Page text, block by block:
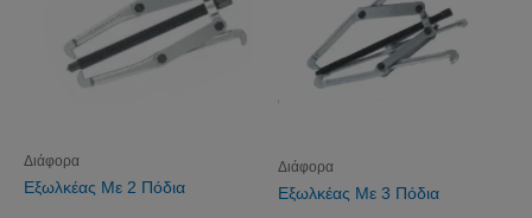
Διάφορα
Εξωλκέας Με 2 Πόδια
Διάφορα
Εξωλκέας Με 3 Πόδια